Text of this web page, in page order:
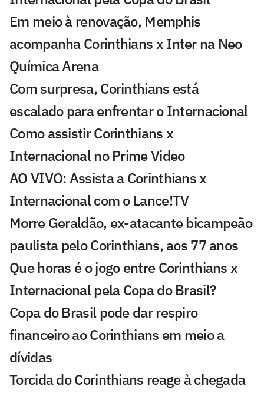
Em meio à renovação, Memphis
acompanha Corinthians x Inter na Neo
Química Arena
Com surpresa, Corinthians está
escalado para enfrentar o Internacional
Como assistir Corinthians x
Internacional no Prime Video
AO VIVO: Assista a Corinthians x
Internacional com o Lance!TV
Morre Geraldão, ex-atacante bicampeão
paulista pelo Corinthians, aos 77 anos
Que horas é o jogo entre Corinthians x
Internacional pela Copa do Brasil?
Copa do Brasil pode dar respiro
financeiro ao Corinthians em meio a
dívidas
Torcida do Corinthians reage à chegada